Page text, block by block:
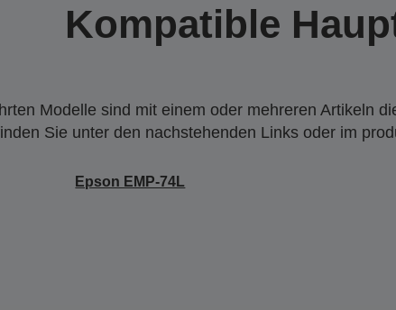
Kompatible
Modelle sind mit einem oder mehreren Artikeln
Sie unter den nachstehenden Links oder im
Epson EMP-74L